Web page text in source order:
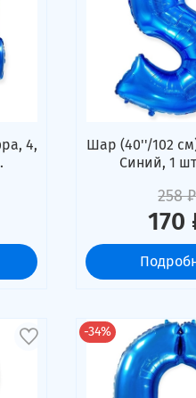
4,
Шар (40''/102
Синий, 1
258 ₽
170
-34%